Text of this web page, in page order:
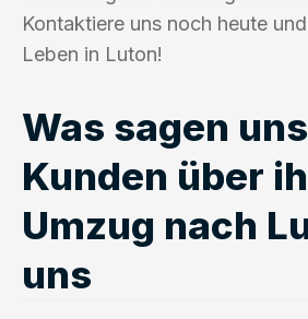
Kontaktiere uns noch heute
Leben in Luton!
Was sagen
Kunden über
Umzug nach
uns